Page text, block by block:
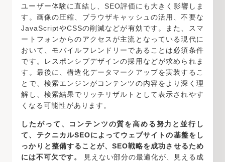
ユーザー体験に直結し、SEO評価にも大きく影響しま
す。画像の圧縮、ブラウザキャッシュの活用、不要な
JavaScriptやCSSの削減などが有効です。また、スマ
ートフォンからのアクセスが主流となっている現代に
おいて、モバイルフレンドリーであることは必須条件
です。レスポンシブデザインの採用などが求められま
す。最後に、構造化データマークアップを実装するこ
とで、検索エンジンがコンテンツの内容をより深く理
解し、検索結果でリッチリザルトとして表示されやす
くなる可能性があります。
したがって、コンテンツの質を高める努力と並行し
て、テクニカルSEOによってウェブサイトの基盤をし
っかりと整備することが、SEO戦略を成功させるため
には不可欠です。
見えない部分の最適化が、見える成